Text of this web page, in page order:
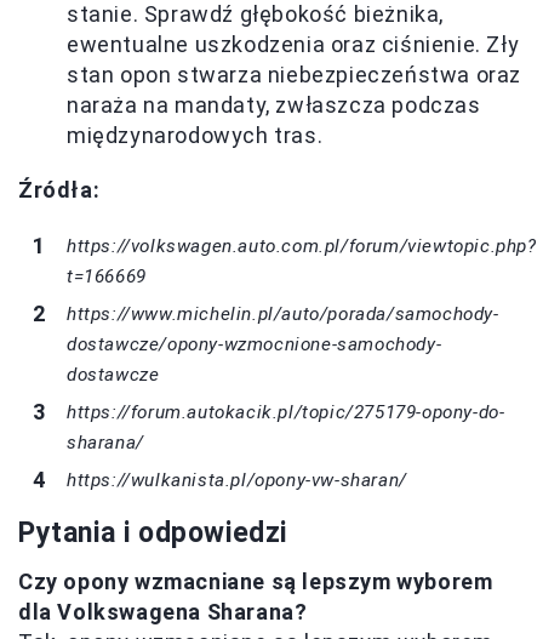
stanie. Sprawdź głębokość bieżnika,
ewentualne uszkodzenia oraz ciśnienie. Zły
stan opon stwarza niebezpieczeństwa oraz
naraża na mandaty, zwłaszcza podczas
międzynarodowych tras.
Źródła:
https://volkswagen.auto.com.pl/forum/viewtopic.php?
t=166669
https://www.michelin.pl/auto/porada/samochody-
dostawcze/opony-wzmocnione-samochody-
dostawcze
https://forum.autokacik.pl/topic/275179-opony-do-
sharana/
https://wulkanista.pl/opony-vw-sharan/
Pytania i odpowiedzi
Czy opony wzmacniane są lepszym wyborem
dla Volkswagena Sharana?